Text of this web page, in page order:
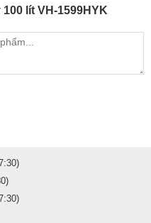
giúp máy hoạt đông
làm lạnh trực tiếp và chất
thời gian làm lạnh sẽ được
bị ngắt điện sẽ lâu hơn
lít VH-1599HYK